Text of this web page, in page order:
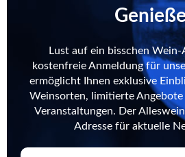
Lust auf ein bisschen
kostenfreie Anmeldung für
ermöglicht Ihnen exklusive
Weinsorten, limitierte
Veranstaltungen. Der
Adresse für aktuelle